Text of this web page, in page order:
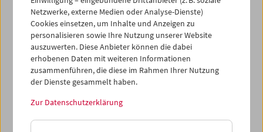
Goldsucher-DramaPo zakonu (Nach dem Gesetz)aus dem
1926.Zum Auftakt des Premierenabends wird dieneue DVD
Filmmuseum vorgestellt.
YouTube Trailer zuPo zakonu
Netzwerke, externe Medien oder Analyse-Dienste)
Cookies einsetzen, um Inhalte und Anzeigen zu
personalisieren sowie Ihre Nutzung unserer Website
auszuwerten. Diese Anbieter können die dabei
erhobenen Daten mit weiteren Informationen
zusammenführen, die diese im Rahmen Ihrer Nutzung
der Dienste gesammelt haben.
Zur Datenschutzerklärung